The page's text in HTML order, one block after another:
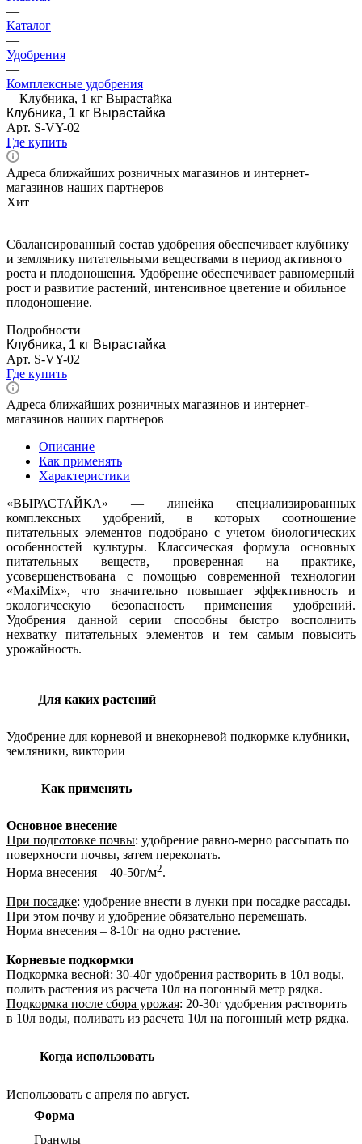
—
Каталог
—
Удобрения
—
Комплексные удобрения
—Клубника, 1 кг Вырастайка
Клубника, 1 кг Вырастайка
Арт. S-VY-02
Где купить
Адреса ближайших розничных магазинов и интернет-
магазинов наших партнеров
Хит
Сбалансированный состав удобрения обеспечивает клубнику
и землянику питательными веществами в период активного
роста и плодоношения. Удобрение обеспечивает равномерный
рост и развитие растений, интенсивное цветение и обильное
плодоношение.
Подробности
Клубника, 1 кг Вырастайка
Арт. S-VY-02
Где купить
Адреса ближайших розничных магазинов и интернет-
магазинов наших партнеров
Описание
Как применять
Характеристики
«ВЫРАСТАЙКА» — линейка специализированных
комплексных удобрений, в которых соотношение
питательных элементов подобрано с учетом биологических
особенностей культуры. Классическая формула основных
питательных веществ, проверенная на практике,
усовершенствована с помощью современной технологии
«MaxiMix», что значительно повышает эффективность и
экологическую безопасность применения удобрений.
Удобрения данной серии способны быстро восполнить
нехватку питательных элементов и тем самым повысить
урожайность.
Для каких растений
Удобрение для корневой и внекорневой подкормке клубники,
земляники, виктории
Как применять
Основное внесение
При подготовке почвы: удобрение равно-мерно рассыпать по
поверхности почвы, затем перекопать.
Норма внесения – 40-50г/м2.
При посадке: удобрение внести в лунки при посадке рассады.
При этом почву и удобрение обязательно перемешать.
Норма внесения – 8-10г на одно растение.
Корневые подкормки
Подкормка весной: 30-40г удобрения растворить в 10л воды,
полить растения из расчета 10л на погонный метр рядка.
Подкормка после сбора урожая: 20-30г удобрения растворить
в 10л воды, поливать из расчета 10л на погонный метр рядка.
Когда использовать
Использовать с апреля по август.
Форма
Гранулы